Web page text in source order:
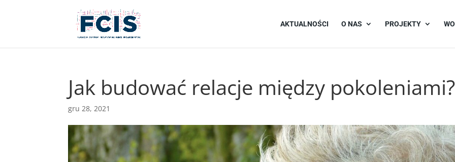
AKTUALNOŚCI O NAS PROJEKTY
Jak budować relacje między pokoleniami?
gru 28, 2021